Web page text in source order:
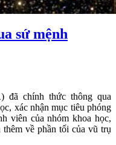
sứ mệnh
đã chính thức thông qua
xác nhận mục tiêu phóng
viên của nhóm khoa học,
về phần tối của vũ trụ